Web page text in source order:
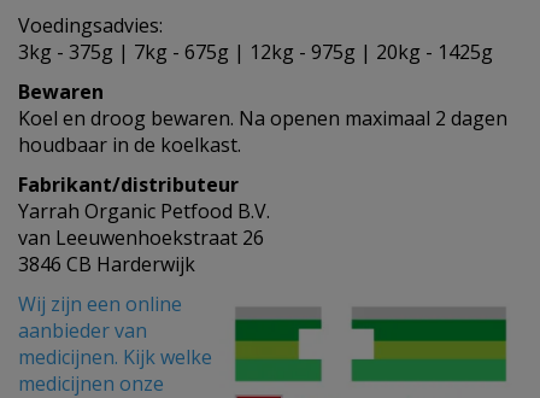
Voedingsadvies:
3kg - 375g | 7kg - 675g | 12kg - 975g | 20kg - 1425g
Bewaren
Koel en droog bewaren. Na openen maximaal 2 dagen
houdbaar in de koelkast.
Fabrikant/distributeur
Yarrah Organic Petfood B.V.
van Leeuwenhoekstraat 26
3846 CB Harderwijk
Wij zijn een online
aanbieder van
medicijnen. Kijk welke
medicijnen onze